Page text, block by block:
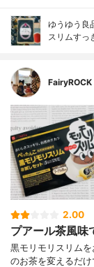
ゆうゆう良
スリムすっ
FairyROCK
2.00
プアール茶風味
黒モリモリスリム
のお茶を変えるだ